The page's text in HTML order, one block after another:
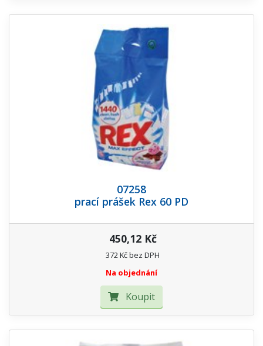
07258
prací prášek Rex 60 PD
450,12 Kč
372 Kč bez DPH
Na objednání
Koupit